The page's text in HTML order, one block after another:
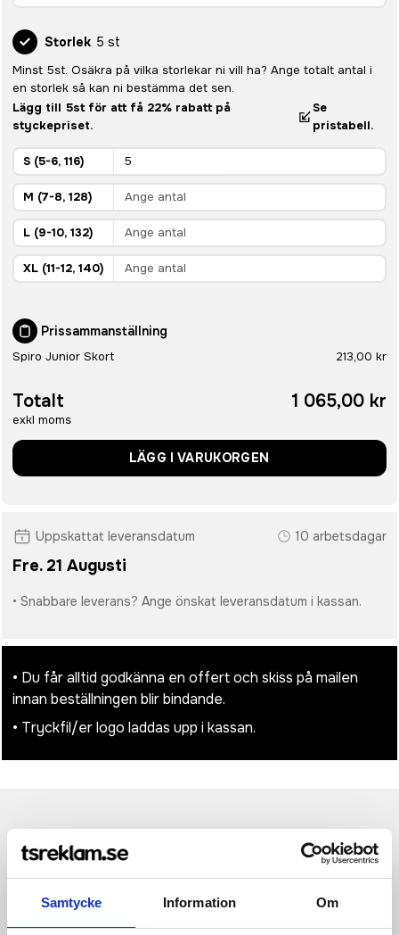
Samtycke Information Om
Storlek 5 st
Minst 5st. Osäkra på vilka storlekar ni vill ha? Ange totalt antal i
en storlek så kan ni bestämma det sen.
Lägg till 5st för att få 22% rabatt på
styckepriset.
Se
pristabell.
S (5-6, 116)
M (7-8, 128)
L (9-10, 132)
XL (11-12, 140)
Prissammanställning
Spiro Junior Skort 213,00 kr
Totalt
exkl moms
1 065,00 kr
LÄGG I VARUKORGEN
Uppskattat leveransdatum 10 arbetsdagar
Fre. 21 Augusti
• Snabbare leverans? Ange önskat leveransdatum i kassan.
• Du får alltid godkänna en offert och skiss på mailen
innan beställningen blir bindande.
• Tryckfil/er logo laddas upp i kassan.
·210 g/m² ·Kjol: 100% polyester, byxa: 95% bomull, 5% elastan
·Platt elastiskt midjeband ·Kjol med integrerad sportbyxa